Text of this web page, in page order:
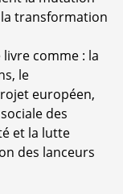
transformation
comme : la
le
européen,
des
et la lutte
des lanceurs